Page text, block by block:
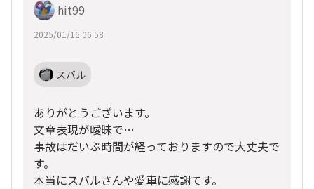
hit99
2025/01/16 06:58
スバル
ありがとうございます。
文章表現が曖昧で…
事故はだいぶ時間が経っておりますので大丈夫で
す。
本当にスバルさんや愛車に感謝てす。